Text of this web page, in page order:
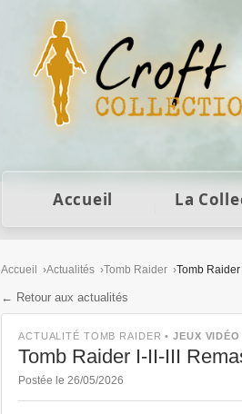
Figurines Lara Croft et
Accueil La
Accueil Actualités Tomb Raider Tomb
← Retour aux actualités
ACTUALITÉ TOMB RAIDER •JEUX VIDÉO
Tomb Raider I-II-III
Postée le 26/05/2026